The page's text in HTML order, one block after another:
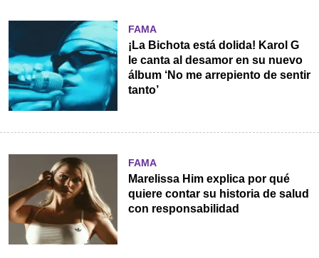
FAMA
¡La Bichota está dolida! Karol G
le canta al desamor en su nuevo
álbum ‘No me arrepiento de sentir
tanto’
FAMA
Marelissa Him explica por qué
quiere contar su historia de salud
con responsabilidad